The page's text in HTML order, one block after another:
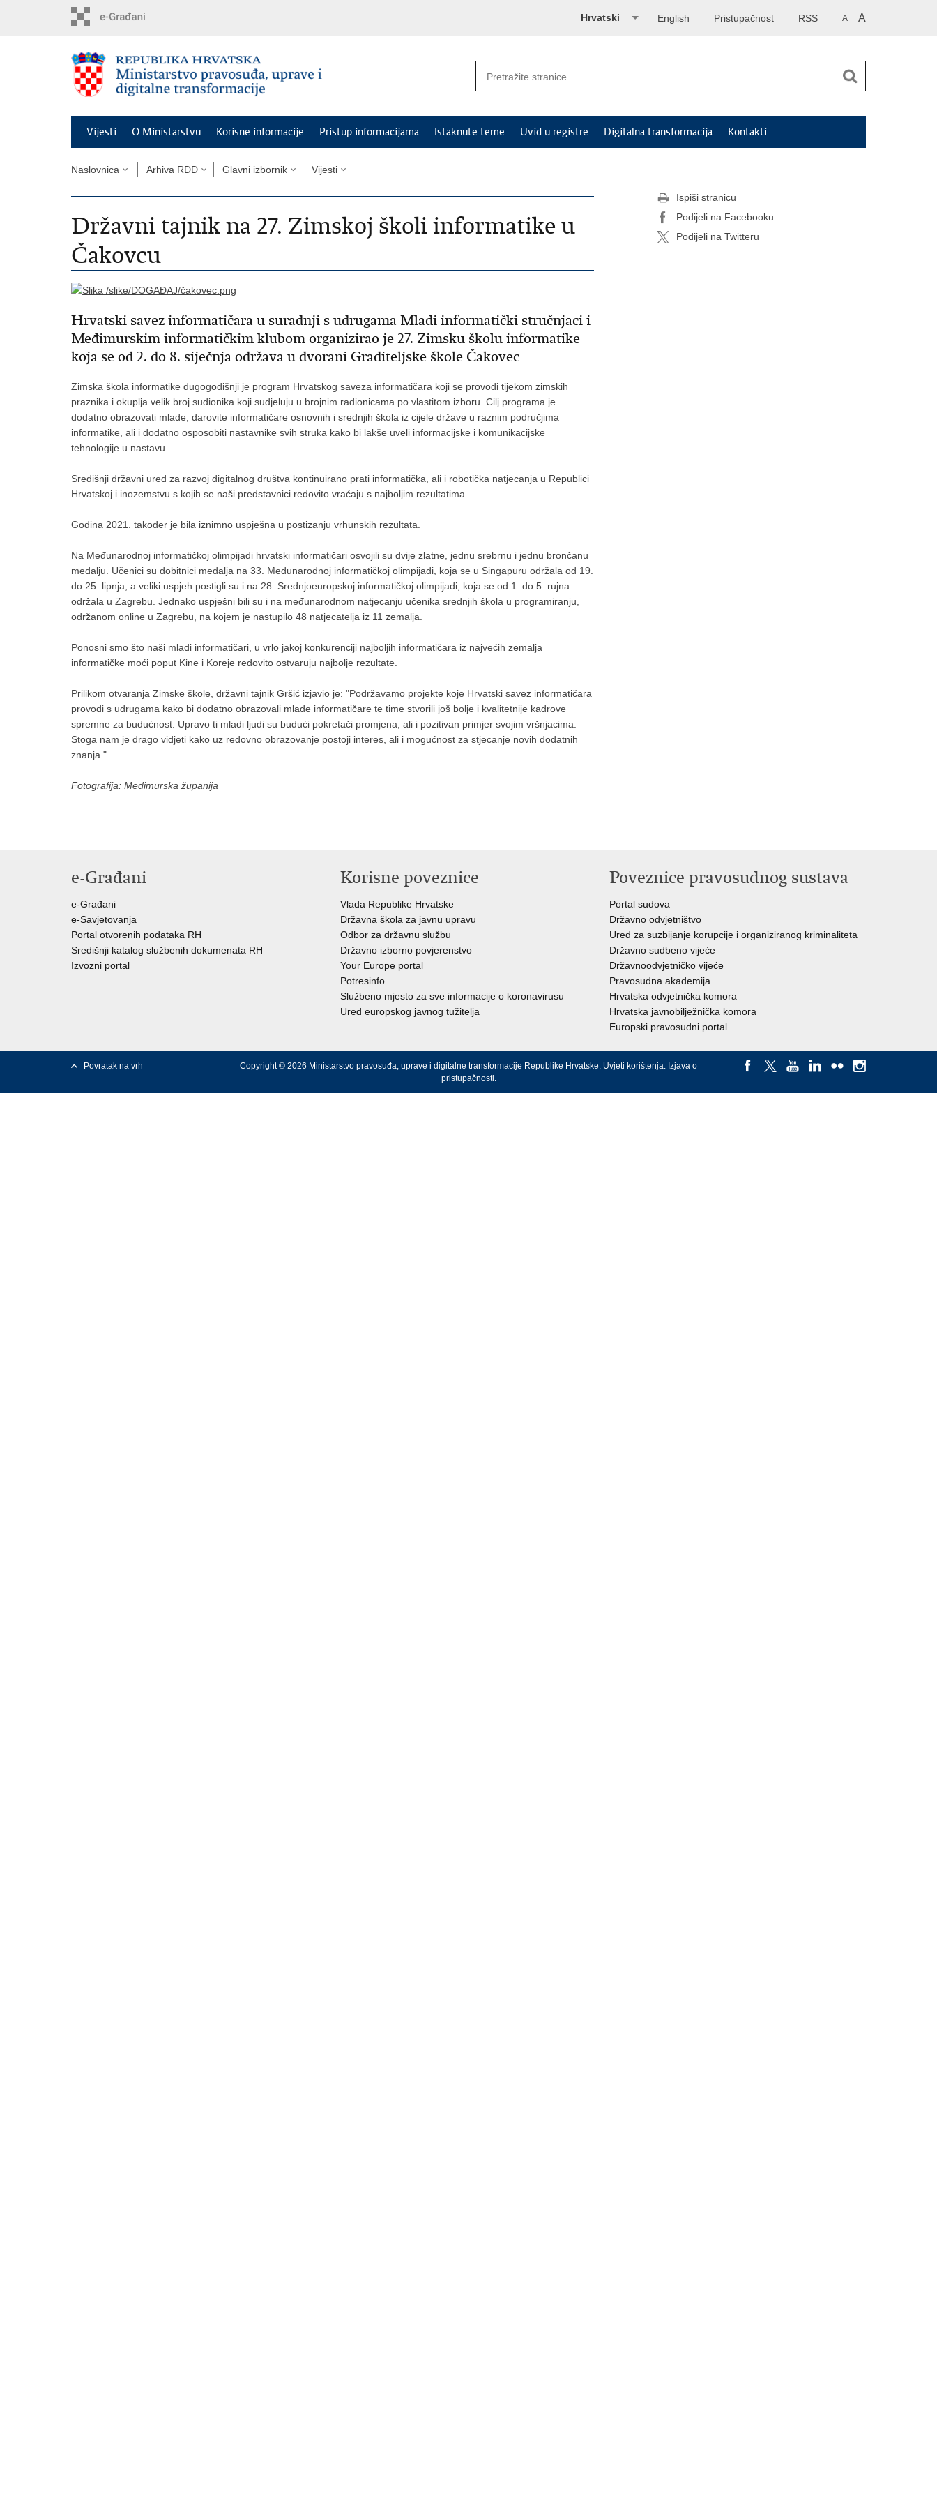
A A
RSS
Pristupačnost
English
Hrvatski
Vijesti O Ministarstvu Korisne informacije Pristup informacijama Istaknute teme Uvid u registre Digitalna transformacija Kontakti
Naslovnica Arhiva RDD Glavni izbornik Vijesti
Državni tajnik na 27. Zimskoj školi informatike u
Čakovcu
Hrvatski savez informatičara u suradnji s udrugama Mladi informatički stručnjaci i
Međimurskim informatičkim klubom organizirao je 27. Zimsku školu informatike
koja se od 2. do 8. siječnja održava u dvorani Graditeljske škole Čakovec
Zimska škola informatike dugogodišnji je program Hrvatskog saveza informatičara koji se provodi tijekom zimskih
praznika i okuplja velik broj sudionika koji sudjeluju u brojnim radionicama po vlastitom izboru. Cilj programa je
dodatno obrazovati mlade, darovite informatičare osnovnih i srednjih škola iz cijele države u raznim područjima
informatike, ali i dodatno osposobiti nastavnike svih struka kako bi lakše uveli informacijske i komunikacijske
tehnologije u nastavu.
Središnji državni ured za razvoj digitalnog društva kontinuirano prati informatička, ali i robotička natjecanja u Republici
Hrvatskoj i inozemstvu s kojih se naši predstavnici redovito vraćaju s najboljim rezultatima.
Godina 2021. također je bila iznimno uspješna u postizanju vrhunskih rezultata.
Na Međunarodnoj informatičkoj olimpijadi hrvatski informatičari osvojili su dvije zlatne, jednu srebrnu i jednu brončanu
medalju. Učenici su dobitnici medalja na 33. Međunarodnoj informatičkoj olimpijadi, koja se u Singapuru održala od 19.
do 25. lipnja, a veliki uspjeh postigli su i na 28. Srednjoeuropskoj informatičkoj olimpijadi, koja se od 1. do 5. rujna
održala u Zagrebu. Jednako uspješni bili su i na međunarodnom natjecanju učenika srednjih škola u programiranju,
održanom online u Zagrebu, na kojem je nastupilo 48 natjecatelja iz 11 zemalja.
Ponosni smo što naši mladi informatičari, u vrlo jakoj konkurenciji najboljih informatičara iz najvećih zemalja
informatičke moći poput Kine i Koreje redovito ostvaruju najbolje rezultate.
Prilikom otvaranja Zimske škole, državni tajnik Gršić izjavio je: "Podržavamo projekte koje Hrvatski savez informatičara
provodi s udrugama kako bi dodatno obrazovali mlade informatičare te time stvorili još bolje i kvalitetnije kadrove
spremne za budućnost. Upravo ti mladi ljudi su budući pokretači promjena, ali i pozitivan primjer svojim vršnjacima.
Stoga nam je drago vidjeti kako uz redovno obrazovanje postoji interes, ali i mogućnost za stjecanje novih dodatnih
znanja."
Fotografija: Međimurska županija
Ispiši stranicu
Podijeli na Facebooku
Podijeli na Twitteru
e-Građani
e-Građani
e-Savjetovanja
Portal otvorenih podataka RH
Središnji katalog službenih dokumenata RH
Izvozni portal
Korisne poveznice
Vlada Republike Hrvatske
Državna škola za javnu upravu
Odbor za državnu službu
Državno izborno povjerenstvo
Your Europe portal
Potresinfo
Službeno mjesto za sve informacije o koronavirusu
Ured europskog javnog tužitelja
Poveznice pravosudnog sustava
Portal sudova
Državno odvjetništvo
Ured za suzbijanje korupcije i organiziranog kriminaliteta
Državno sudbeno vijeće
Državnoodvjetničko vijeće
Pravosudna akademija
Hrvatska odvjetnička komora
Hrvatska javnobilježnička komora
Europski pravosudni portal
Povratak na vrh Copyright © 2026 Ministarstvo pravosuđa, uprave i digitalne transformacije Republike Hrvatske. Uvjeti korištenja. Izjava o
pristupačnosti.